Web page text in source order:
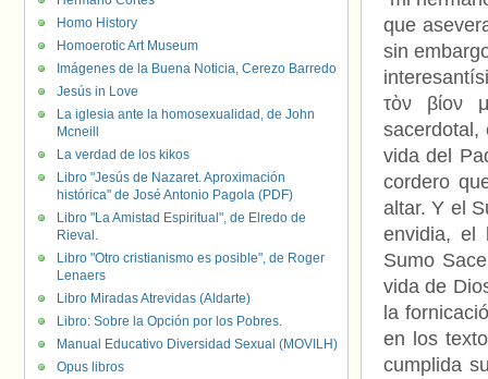
que
sin
τὸν βίον
sacerdotal,
vida del
cordero
altar. Y el
envidia, el
Sumo
vida de
la
en los
cumplida
Homo History
Homoerotic Art Museum
Imágenes de la Buena Noticia, Cerezo Barredo
Jesús in Love
La iglesia ante la homosexualidad, de John
Mcneill
La verdad de los kikos
Libro "Jesús de Nazaret. Aproximación
histórica" de José Antonio Pagola (PDF)
Libro "La Amistad Espiritual", de Elredo de
Rieval.
Libro "Otro cristianismo es posible", de Roger
Lenaers
Libro Miradas Atrevidas (Aldarte)
Libro: Sobre la Opción por los Pobres.
Manual Educativo Diversidad Sexual (MOVILH)
Opus libros